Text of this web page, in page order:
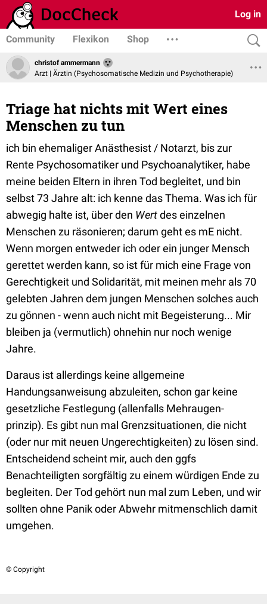
Log in
Community Flexikon Shop
christof ammermann
Arzt | Ärztin (Psychosomatische Medizin und Psychotherapie)
Triage hat nichts mit Wert eines
Menschen zu tun
ich bin ehemaliger Anästhesist / Notarzt, bis zur
Rente Psychosomatiker und Psychoanalytiker, habe
meine beiden Eltern in ihren Tod begleitet, und bin
selbst 73 Jahre alt: ich kenne das Thema. Was ich für
abwegig halte ist, über den Wertdes einzelnen
Menschen zu räsonieren; darum geht es mE nicht.
Wenn morgen entweder ich oder ein junger Mensch
gerettet werden kann, so ist für mich eine Frage von
Gerechtigkeit und Solidarität, mit meinen mehr als 70
gelebten Jahren dem jungen Menschen solches auch
zu gönnen - wenn auch nicht mit Begeisterung... Mir
bleiben ja (vermutlich) ohnehin nur noch wenige
Jahre.
Daraus ist allerdings keine allgemeine
Handungsanweisung abzuleiten, schon gar keine
gesetzliche Festlegung (allenfalls Mehraugen-
prinzip). Es gibt nun mal Grenzsituationen, die nicht
(oder nur mit neuen Ungerechtigkeiten) zu lösen sind.
Entscheidend scheint mir, auch den ggfs
Benachteiligten sorgfältig zu einem würdigen Ende zu
begleiten. Der Tod gehört nun mal zum Leben, und wir
sollten ohne Panik oder Abwehr mitmenschlich damit
umgehen.
© Copyright